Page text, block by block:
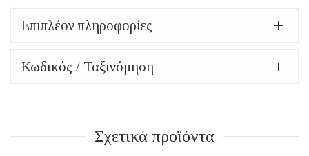
Επιπλέον πληροφορίες
Κωδικός / Ταξινόμηση
Σχετικά προϊόντα